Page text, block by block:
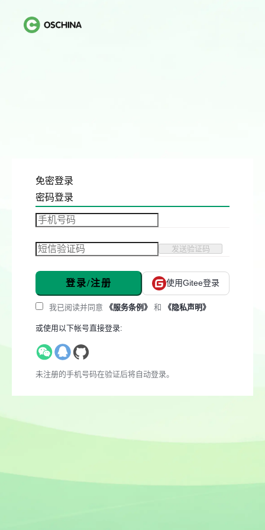
免密登录
密码登录
发送验证码
登录/注册 使用Gitee登录
我已阅读并同意 《服务条例》 和 《隐私声明》
或使用以下帐号直接登录:
未注册的手机号码在验证后将自动登录。